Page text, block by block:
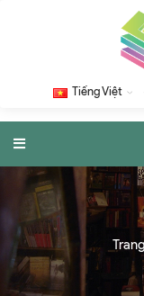
Tiếng Việt